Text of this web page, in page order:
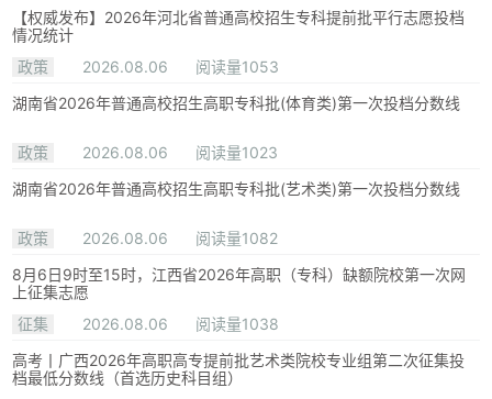
【权威发布】2026年河北省普通高校招生专科提前批平行志愿投档
情况统计
政策
2026.08.06
阅读量1053
湖南省2026年普通高校招生高职专科批(体育类)第一次投档分数线
政策 2026.08.06
阅读量1023
湖南省2026年普通高校招生高职专科批(艺术类)第一次投档分数线
政策 2026.08.06
阅读量1082
8月6日9时至15时，江西省2026年高职（专科）缺额院校第一次网
上征集志愿
征集
2026.08.06
阅读量1038
高考丨广西2026年高职高专提前批艺术类院校专业组第二次征集投
档最低分数线（首选历史科目组）